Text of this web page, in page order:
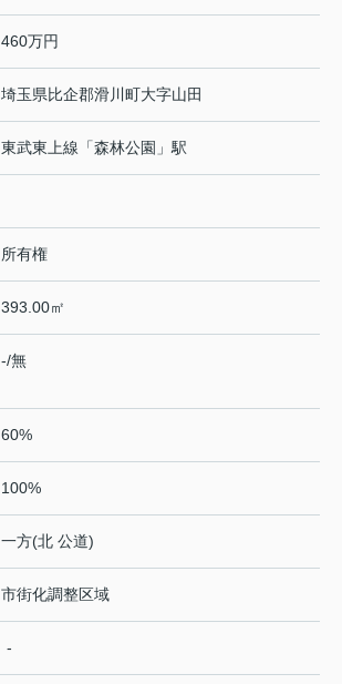
460万円
埼玉県比企郡滑川町大字山田
東武東上線 「森林公園 」駅
所有権
393.00㎡
-/無
60%
100%
一方(北 公道)
市街化調整区域
-